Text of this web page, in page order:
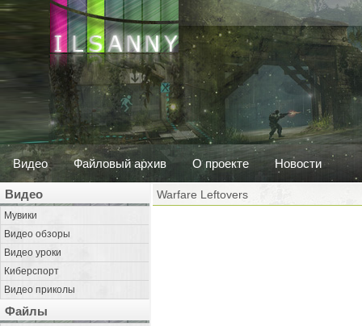
Видео Файловый архив О проекте Новости
Видео
Мувики
Видео обзоры
Видео уроки
Киберспорт
Видео приколы
Файлы
Warfare Leftovers